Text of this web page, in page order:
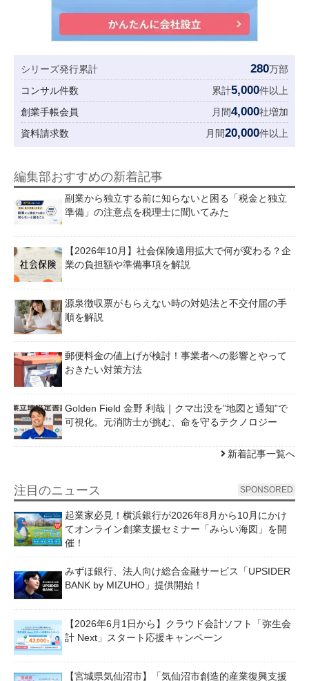
シリーズ発行累計 280万部
コンサル件数
累計5,000件以上
創業手帳会員
月間4,000社増加
資料請求数
月間20,000件以上
編集部おすすめの新着記事
副業から独立する前に知らないと困る「税金と独立
準備」の注意点を税理士に聞いてみた
【2026年10月】社会保険適用拡大で何が変わる？企
業の負担額や準備事項を解説
源泉徴収票がもらえない時の対処法と不交付届の手
順を解説
郵便料金の値上げが検討！事業者への影響とやって
おきたい対策方法
Golden Field 金野 利哉｜クマ出没を”地図と通知”で
可視化。元消防士が挑む、命を守るテクノロジー
新着記事一覧へ
注目のニュース SPONSORED
起業家必見！横浜銀行が2026年8月から10月にかけ
てオンライン創業支援セミナー「みらい海図」を開
催！
みずほ銀行、法人向け総合金融サービス「UPSIDER
BANK by MIZUHO」提供開始！
【2026年6月1日から】クラウド会計ソフト「弥生会
計 Next」スタート応援キャンペーン
【宮城県気仙沼市】「気仙沼市創造的産業復興支援